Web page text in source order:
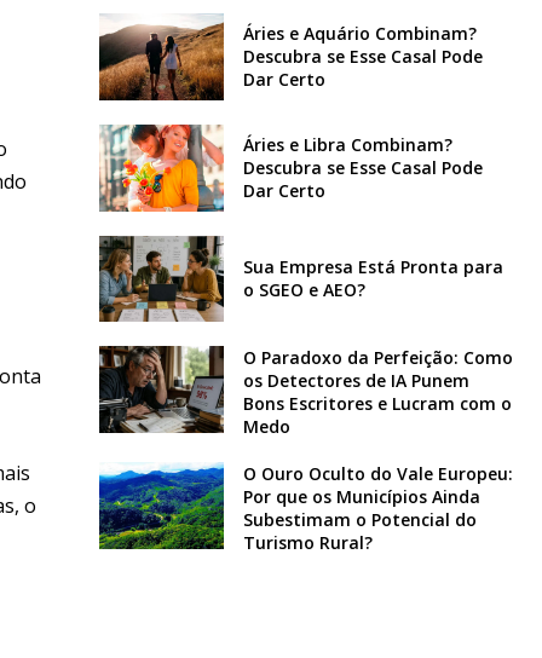
o
Áries e Aquário Combinam?
Descubra se Esse Casal Pode
Dar Certo
Áries e Libra Combinam?
Descubra se Esse Casal Pode
Dar Certo
Sua Empresa Está Pronta para
o SGEO e AEO?
O Paradoxo da Perfeição: Como
os Detectores de IA Punem
Bons Escritores e Lucram com o
Medo
O Ouro Oculto do Vale Europeu:
Por que os Municípios Ainda
Subestimam o Potencial do
Turismo Rural?